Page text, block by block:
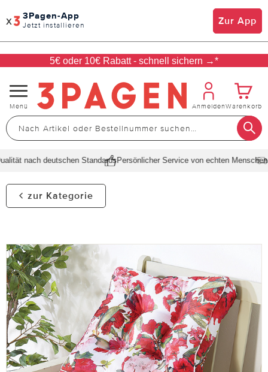
x 3Pagen-App
Jetzt installieren Zur App
5€ oder 10€ Rabatt - schnell sichern →*
Navigation
umschalten
Menü AnmeldenWarenkorb
nach deutschen StandardsPersönlicher Service von echten Menschen
zur Kategorie